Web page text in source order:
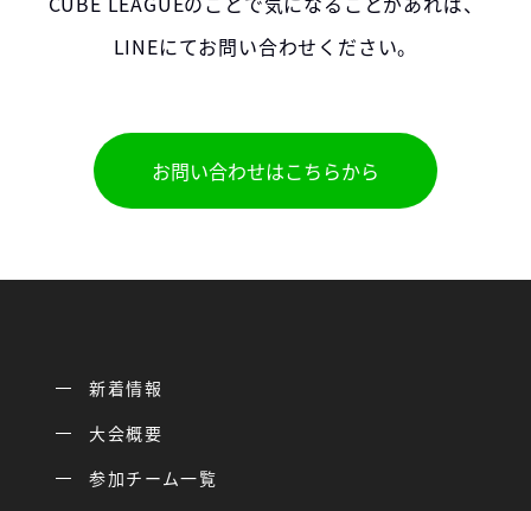
LINEにてお問い合わせください。
お問い合わせはこちらから
新着情報
大会概要
参加チーム一覧